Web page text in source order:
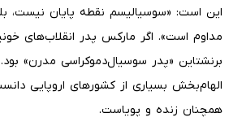
این است: «سوسیالیسم نقطه پایان نیست،
مداوم است». اگر مارکس پدر انقلاب‌های
برنشتاین «پدر سوسیال‌دموکراسی مدرن»
الهام‌بخش بسیاری از کشورهای اروپایی
همچنان زنده و پویاست.